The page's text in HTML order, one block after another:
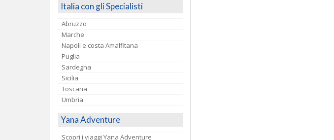
Italia con gli Specialisti
Abruzzo
Marche
Napoli e costa Amalfitana
Puglia
Sardegna
Sicilia
Toscana
Umbria
Yana Adventure
Scopri i viaggi Yana Adventure